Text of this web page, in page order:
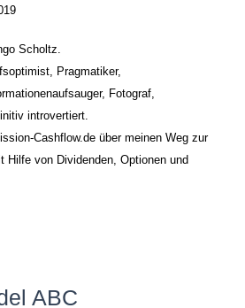
Scholtz.
Pragmatiker,
Fotograf,
introvertiert.
Cashflow.de über meinen Weg zur
Hilfe von Dividenden, Optionen und
ABC